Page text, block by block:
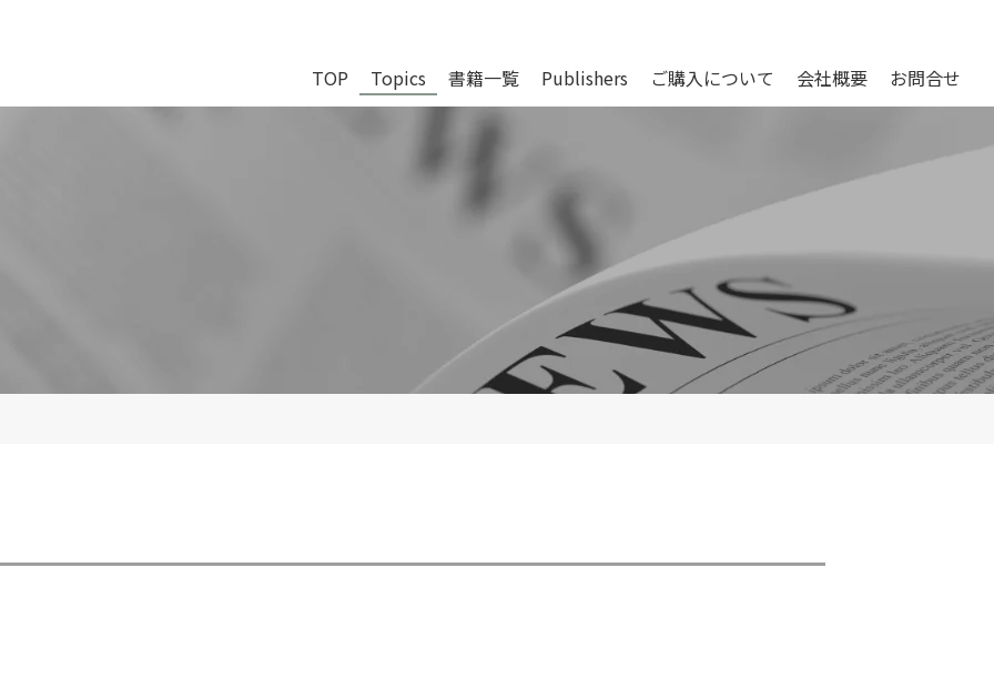
TOP Topics 書籍一覧 Publishers ご購入について 会社概要 お問合せ